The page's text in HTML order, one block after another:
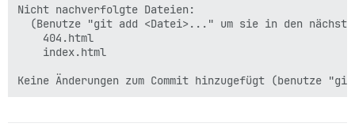
Nicht nachverfolgte Dateien:
(Benutze "git add <Datei>..." um sie in den